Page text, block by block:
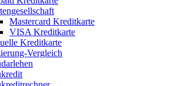
Mastercard Kreditkarte
VISA Kreditkarte
Kreditkarte
Vergleich